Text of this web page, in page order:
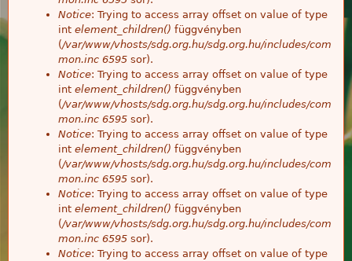
Notice: Trying to access array offset on value of type
int element_children() függvényben
(/var/www/vhosts/sdg.org.hu/sdg.org.hu/includes/com
mon.inc 6595 sor).
Notice: Trying to access array offset on value of type
int element_children() függvényben
(/var/www/vhosts/sdg.org.hu/sdg.org.hu/includes/com
mon.inc 6595 sor).
Notice: Trying to access array offset on value of type
int element_children() függvényben
(/var/www/vhosts/sdg.org.hu/sdg.org.hu/includes/com
mon.inc 6595 sor).
Notice: Trying to access array offset on value of type
int element_children() függvényben
(/var/www/vhosts/sdg.org.hu/sdg.org.hu/includes/com
mon.inc 6595 sor).
Notice: Trying to access array offset on value of type